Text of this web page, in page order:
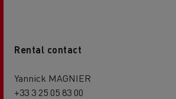
Rental contact
Yannick MAGNIER
+33 3 25 05 83 00